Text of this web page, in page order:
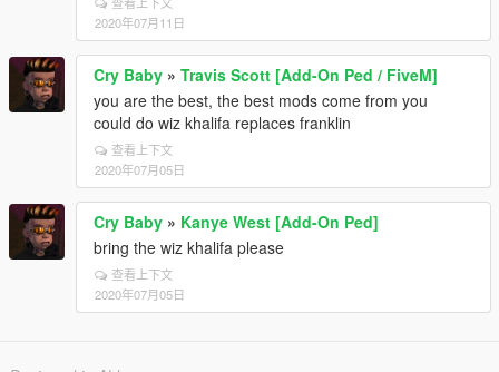
2020年07月11日
Cry Baby » Travis Scott [Add-On Ped / FiveM]
you are the best, the best mods come from you
could do wiz khalifa replaces franklin
查看上下文
2020年07月05日
Cry Baby » Kanye West [Add-On Ped]
bring the wiz khalifa please
查看上下文
2020年07月05日